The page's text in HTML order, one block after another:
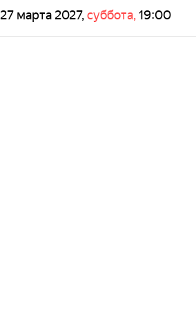
27 марта 2027,суббота, 19:00